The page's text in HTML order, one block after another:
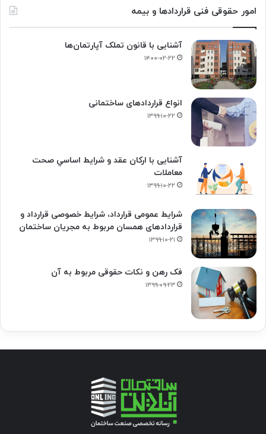
امور حقوقی فنی قراردادها و بیمه
آشنایی با قانون تملک آپارتمان‌ها
۱۴۰۰-۰۲-۲۲
انواع قراردادهای ساختمانی
۱۳۹۹-۱۰-۲۲
آشنایی با ارکان عقد و شرايط اساسي صحت
معاملات
۱۳۹۹-۱۰-۲۲
شرایط عمومی قرارداد، شرایط خصوصی قرارداد و
قراردادهای همسان مربوط به مجریان ساختمان
۱۳۹۹-۱۰-۲۱
فک‌ رهن و نکات حقوقی مربوط به آن
۱۳۹۹-۰۹-۲۳